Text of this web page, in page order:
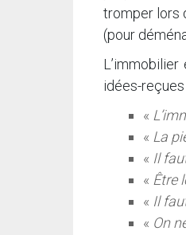
tromper lors
(pour
idées-
«
« La
« Il
« Être
« Il
« On